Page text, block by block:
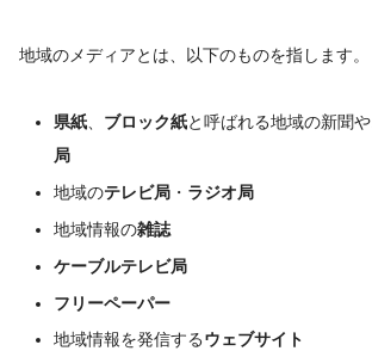
地域のメディアとは、以下のものを指します。
県紙、 ブロック紙と呼ばれる地域の新聞
局
地域のテレビ局・ ラジオ局
地域情報の雑誌
ケーブルテレビ局
フリーペーパー
地域情報を発信するウェブサイト